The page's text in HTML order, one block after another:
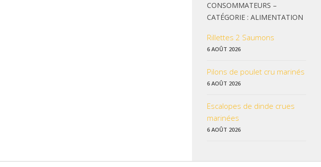
CONSOMMATEURS –
CATÉGORIE : ALIMENTATION
Rillettes 2 Saumons
6 AOÛT 2026
Pilons de poulet cru marinés
6 AOÛT 2026
Escalopes de dinde crues
marinées
6 AOÛT 2026